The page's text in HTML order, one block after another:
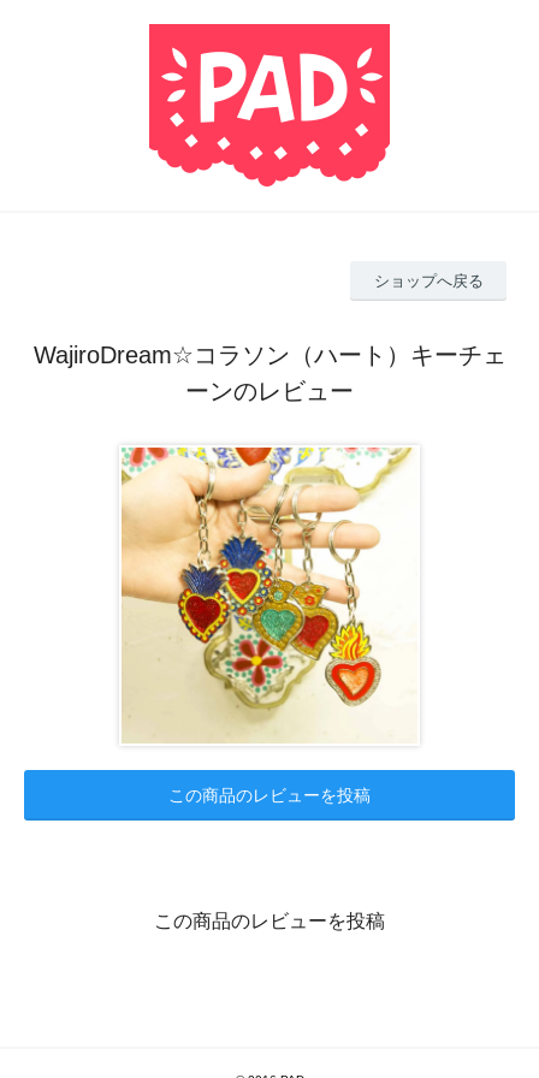
ショップへ戻る
WajiroDream☆コラソン（ハート）キーチェ
ーンのレビュー
この商品のレビューを投稿
この商品のレビューを投稿